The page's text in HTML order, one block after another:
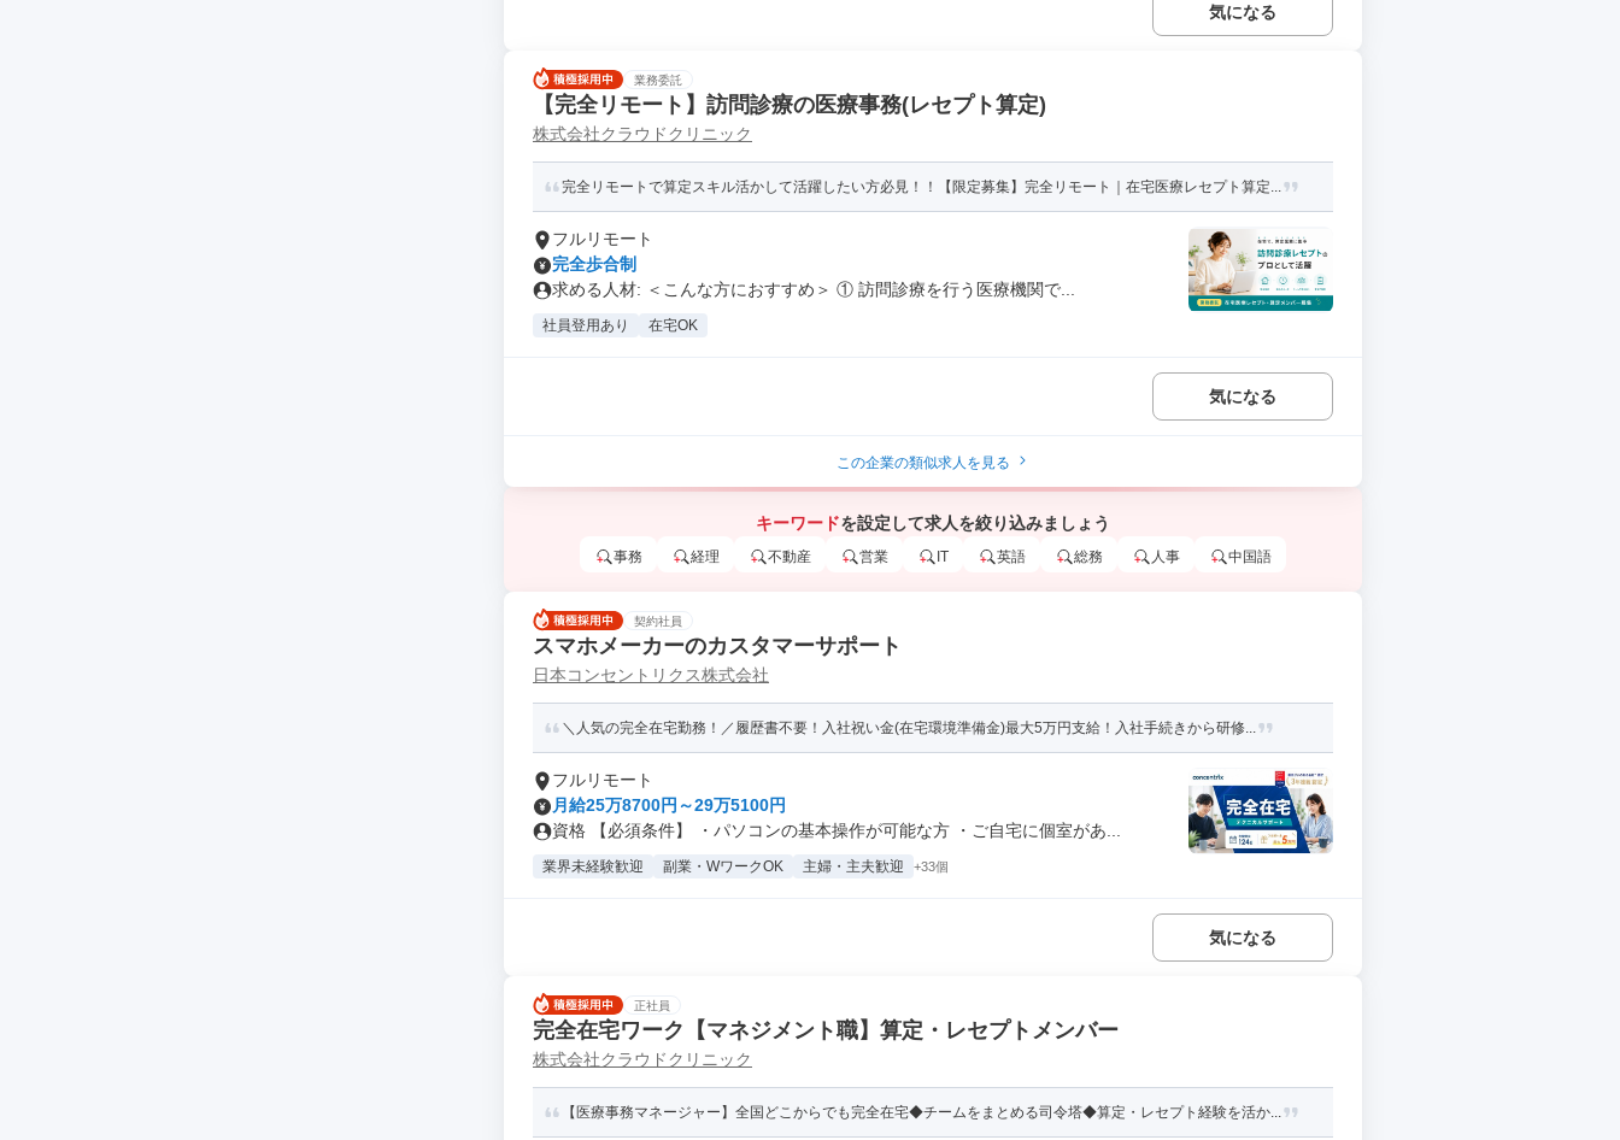
気になる
業務委託
【完全リモート】訪問診療の医療事務(レセプト算定)
株式会社クラウドクリニック
完全リモートで算定スキル活かして活躍したい方必見！！【限定募集】完全リモート｜在宅医療レセプト算定...
フルリモート
完全歩合制
求める人材: ＜こんな方におすすめ＞ ① 訪問診療を行う医療機関で...
社員登用あり 在宅OK
気になる
この企業の類似求人を見る
キーワードを設定して求人を絞り込みましょう
事務 経理 不動産 営業 IT 英語 総務 人事 中国語
契約社員
スマホメーカーのカスタマーサポート
日本コンセントリクス株式会社
＼人気の完全在宅勤務！／履歴書不要！入社祝い金(在宅環境準備金)最大5万円支給！入社手続きから研修...
フルリモート
月給25万8700円～29万5100円
資格 【必須条件】 ・パソコンの基本操作が可能な方 ・ご自宅に個室があ...
業界未経験歓迎 副業・WワークOK 主婦・主夫歓迎 +33個
気になる
正社員
完全在宅ワーク【マネジメント職】算定・レセプトメンバー
株式会社クラウドクリニック
【医療事務マネージャー】全国どこからでも完全在宅◆チームをまとめる司令塔◆算定・レセプト経験を活か...